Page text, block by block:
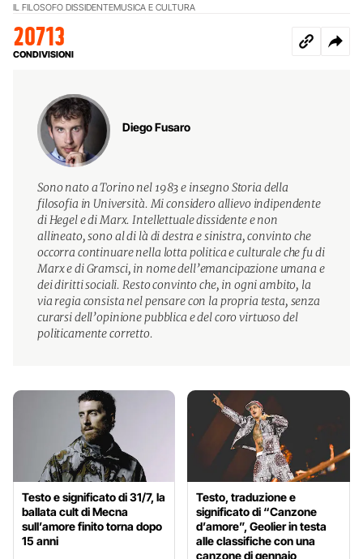
IL FILOSOFO DISSIDENTEMUSICA E CULTURA
20713
CONDIVISIONI
Diego Fusaro
Sono nato a Torino nel 1983 e insegno Storia della
filosofia in Università. Mi considero allievo indipendente
di Hegel e di Marx. Intellettuale dissidente e non
allineato, sono al di là di destra e sinistra, convinto che
occorra continuare nella lotta politica e culturale che fu di
Marx e di Gramsci, in nome dell’emancipazione umana e
dei diritti sociali. Resto convinto che, in ogni ambito, la
via regia consista nel pensare con la propria testa, senza
curarsi dell’opinione pubblica e del coro virtuoso del
politicamente corretto.
Testo e significato di 31/7, la
ballata cult di Mecna
sull’amore finito torna dopo
15 anni
Testo, traduzione e
significato di “Canzone
d’amore”, Geolier in testa
alle classifiche con una
canzone di gennaio